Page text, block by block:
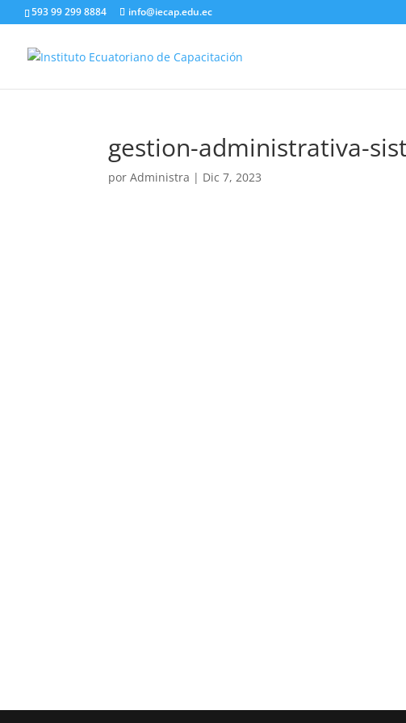
593 99 299 8884 info@iecap.edu.ec
gestion-administrativa-
porAdministra | Dic 7, 2023